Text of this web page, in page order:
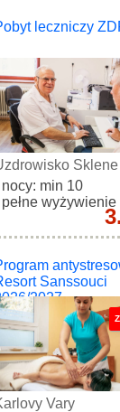
leczniczy
min 10
wyżywienie
Sanssouci
2027
Vary